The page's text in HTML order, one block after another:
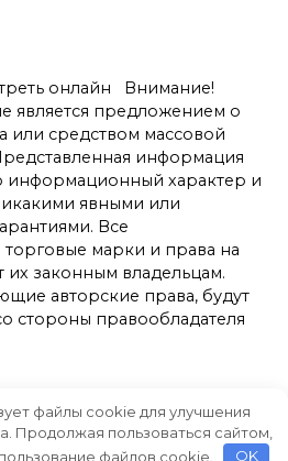
онлайн Внимание!
является предложением о
или средством массовой
информация
информационный характер и
явными или
Все
марки и права на
их законным владельцам.
авторские права, будут
стороны правообладателя
файлы cookie для улучшения
Продолжая пользоваться сайтом,
файлов cookie.
OK